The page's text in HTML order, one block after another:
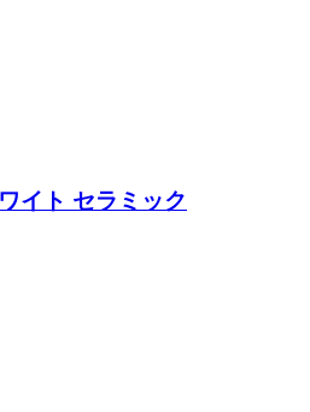
イト セラミック